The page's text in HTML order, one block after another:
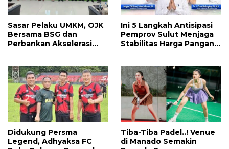
Sasar Pelaku UMKM, OJK
Bersama BSG dan
Perbankan Akselerasi
Ini 5 Langkah Antisipasi
Pemprov Sulut Menjaga
Stabilitas Harga Pangan
Didukung Persma
Legend, Adhyaksa FC
Tiba-Tiba Padel..! Venue
di Manado Semakin